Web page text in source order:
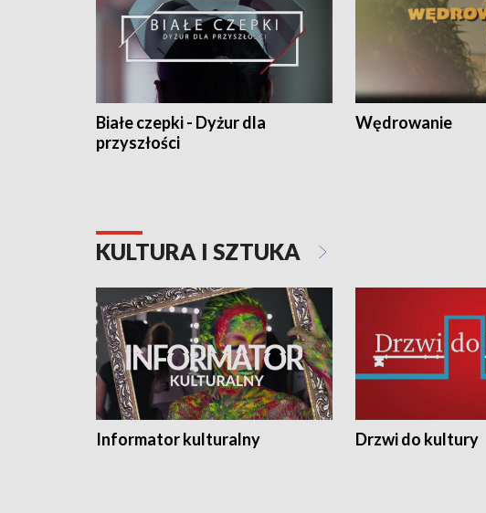
Białe czepki - Dyżur dla
przyszłości
Wędrowanie
KULTURA I SZTUKA
Informator kulturalny Drzwi do kultury